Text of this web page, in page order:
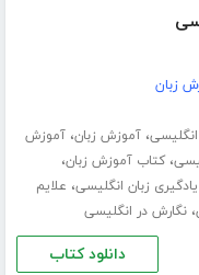
زبان
،آموزش زبان،آموزش
،کتاب آموزش زبان،
یادگیری زبان انگلیسی، علایم
،نگارش در انگلیسی
دانلود کتاب